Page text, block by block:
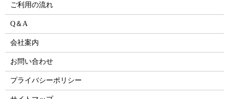
ご利用の流れ
Q＆A
会社案内
お問い合わせ
プライバシーポリシー